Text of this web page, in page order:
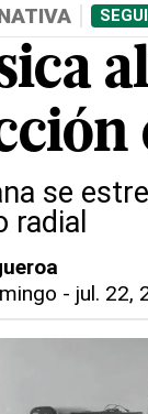
se
radial
- jul. 22,